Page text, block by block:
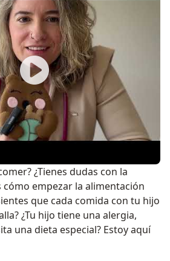
¿Tienes dudas con la
cómo empezar la alimentación
que cada comida con tu hijo
¿Tu hijo tiene una alergia,
una dieta especial? Estoy aquí